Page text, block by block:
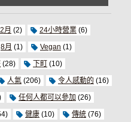
月 (2) 24小時營業 (6)
8月 (1) Vegan (1)
(28) 下町
(10)
人氣 (206) 令人感動的 (16)
任何人都可以參加 (26)
健康 (10) 傳統 (76)